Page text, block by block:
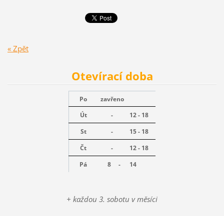
« Zpět
Otevírací doba
Po
zavřeno
Út
-
12 - 18
St
-
15 - 18
Čt
-
12 - 18
Pá
8 - 14
+ každou 3. sobotu v měsíci